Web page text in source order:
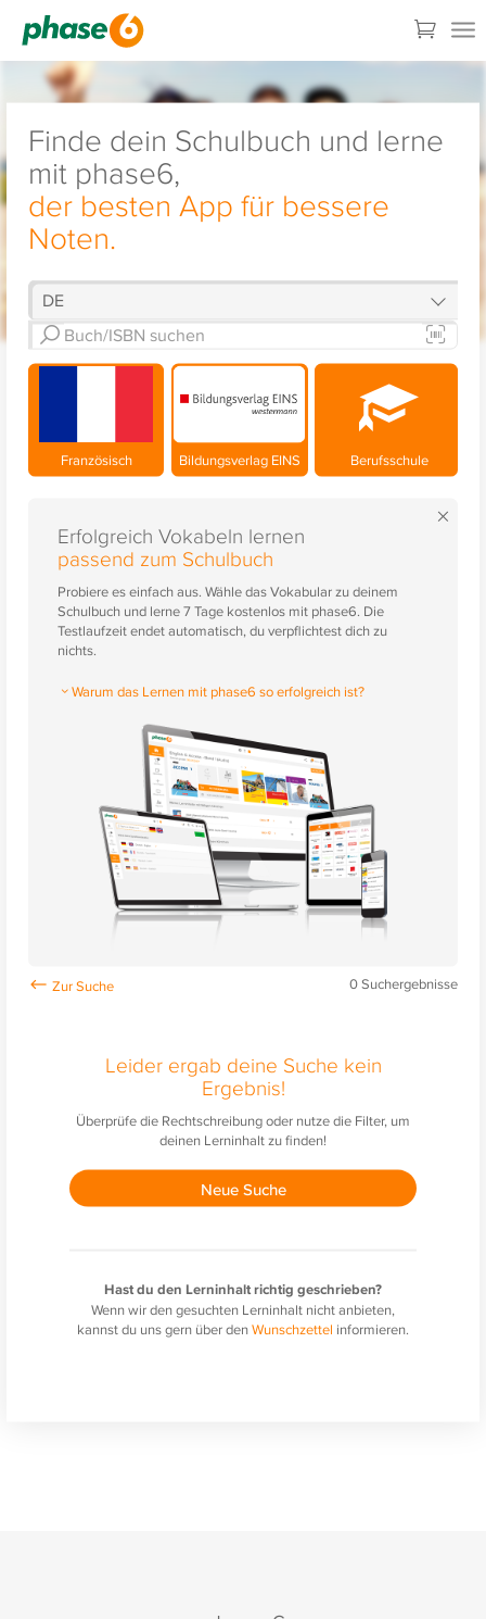
Finde dein Schulbuch und lerne
mit phase6,
der besten App für bessere
Noten.
Französisch Bildungsverlag EINS Berufsschule
×
Erfolgreich Vokabeln lernen
passend zum Schulbuch
Probiere es einfach aus. Wähle das Vokabular zu deinem
Schulbuch und lerne 7 Tage kostenlos mit phase6. Die
Testlaufzeit endet automatisch, du verpflichtest dich zu
nichts.
Warum das Lernen mit phase6 so erfolgreich ist?
0Suchergebnisse
Leider ergab deine Suche kein
Ergebnis!
Überprüfe die Rechtschreibung oder nutze die Filter, um
deinen Lerninhalt zu finden!
Neue Suche
Hast du den Lerninhalt richtig geschrieben?
Wenn wir den gesuchten Lerninhalt nicht anbieten,
kannst du uns gern über denWunschzettel informieren.